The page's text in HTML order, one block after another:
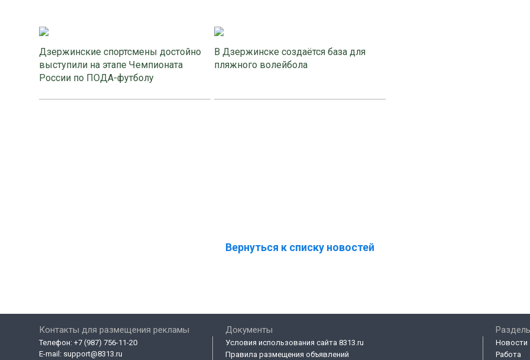
Дзержинские спортсмены достойно
выступили на этапе Чемпионата
России по ПОДА-футболу
В Дзержинске создаётся база для
пляжного волейбола
Вернуться к списку новостей
Контакты для размещения рекламы
Телефон: +7 (987) 756-11-20
E-mail: support@8313.ru
Документы
Условия использования сайта 8313.ru
Правила размещения объявлений
Новости
Работа